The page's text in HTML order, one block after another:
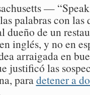
—
palabras con las
dueño de un
inglés, y no en
arraigada en
justificó las
paradetener a